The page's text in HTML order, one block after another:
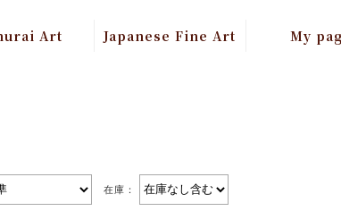
Art
Armor
Japanese Fine Art
Buddhism Painting
My
在庫：